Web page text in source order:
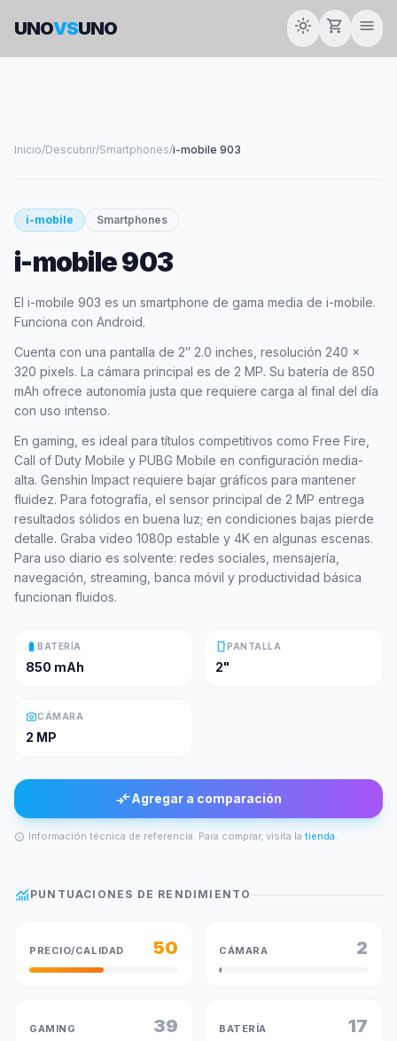
UNOVSUNO light_mode shopping_cart menu
Inicio/Descubrir/Smartphones/i-mobile 903
smartphone
I-MOBILE
i-mobile Smartphones
i-mobile 903
El i-mobile 903 es un smartphone de gama media de i-mobile.
Funciona con Android.
Cuenta con una pantalla de 2″ 2.0 inches, resolución 240 x
320 pixels. La cámara principal es de 2 MP. Su batería de 850
mAh ofrece autonomía justa que requiere carga al final del día
con uso intenso.
En gaming, es ideal para títulos competitivos como Free Fire,
Call of Duty Mobile y PUBG Mobile en configuración media-
alta. Genshin Impact requiere bajar gráficos para mantener
fluidez. Para fotografía, el sensor principal de 2 MP entrega
resultados sólidos en buena luz; en condiciones bajas pierde
detalle. Graba video 1080p estable y 4K en algunas escenas.
Para uso diario es solvente: redes sociales, mensajería,
navegación, streaming, banca móvil y productividad básica
funcionan fluidos.
battery_full BATERÍA
850 mAh
smartphonePANTALLA
2"
photo_cameraCÁMARA
2 MP
compare_arrowsAgregar a comparación
info Información técnica de referencia. Para comprar, visita la tienda.
monitoring PUNTUACIONES DE RENDIMIENTO
PRECIO/CALIDAD 50 CÁMARA 2
GAMING 39 BATERÍA 17